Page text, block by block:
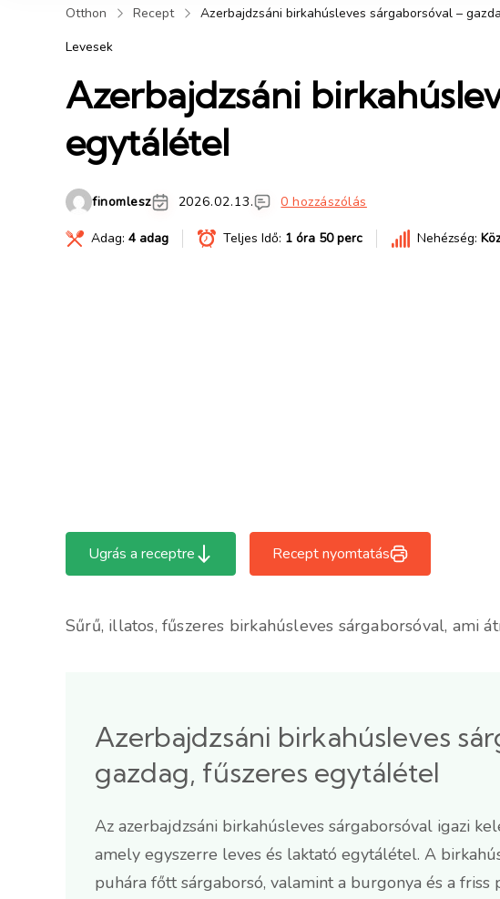
Otthon Recept
Azerbajdzsáni birkahúsleves sárgaborsóval –
Levesek
Azerbajdzsáni
egytálétel
finomlesz 2026.02.13. 0 hozzászólás
Adag: 4 adag Teljes Idő: 1 óra 50 perc Nehézség:
Ugrás a receptre Recept nyomtatás
Sűrű, illatos, fűszeres birkahúsleves sárgaborsóval, ami
Azerbajdzsáni birkahúsleves
gazdag, fűszeres egytálétel
Az azerbajdzsáni birkahúsleves sárgaborsóval igazi
amely egyszerre leves és laktató egytálétel. A
puhára főtt sárgaborsó, valamint a burgonya és a friss